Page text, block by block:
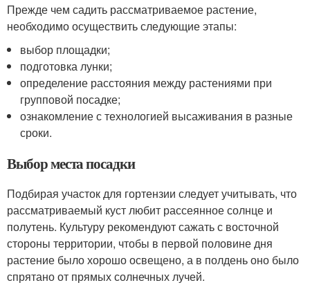
Прежде чем садить рассматриваемое растение,
необходимо осуществить следующие этапы:
выбор площадки;
подготовка лунки;
определение расстояния между растениями при
групповой посадке;
ознакомление с технологией высаживания в разные
сроки.
Выбор места посадки
Подбирая участок для гортензии следует учитывать, что
рассматриваемый куст любит рассеянное солнце и
полутень. Культуру рекомендуют сажать с восточной
стороны территории, чтобы в первой половине дня
растение было хорошо освещено, а в полдень оно было
спрятано от прямых солнечных лучей.